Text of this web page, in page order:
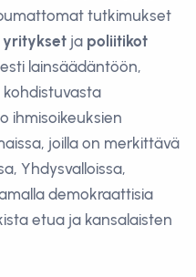
tutkimukset
yritykset ja poliitikot
lainsäädäntöön,
ihmisoikeuksien
joilla on merkittävä
Yhdysvalloissa,
demokraattisia
etua ja kansalaisten